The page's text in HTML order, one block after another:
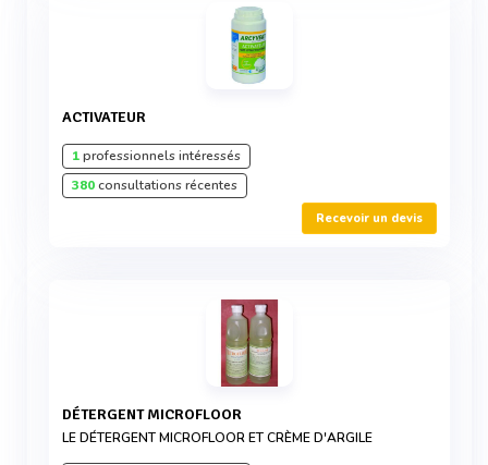
ACTIVATEUR
1professionnels intéressés
380consultations récentes
Recevoir un devis
DÉTERGENT MICROFLOOR
LE DÉTERGENT MICROFLOOR ET CRÈME D'ARGILE